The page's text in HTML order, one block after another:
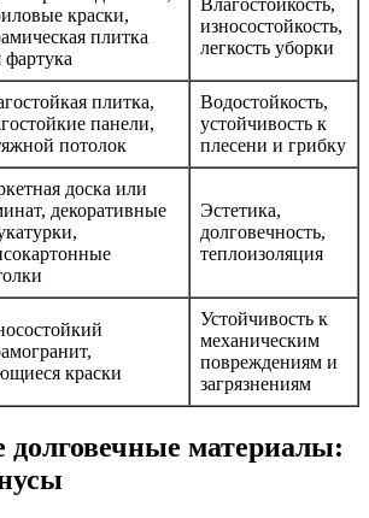
краски,
плитка
фартука
Влагостойкость,
износостойкость,
легкость уборки
плитка,
панели,
потолок
Водостойкость,
устойчивость к
плесени и грибку
доска или
декоративные
Эстетика,
долговечность,
теплоизоляция
краски
Устойчивость к
механическим
повреждениям и
загрязнениям
материалы: